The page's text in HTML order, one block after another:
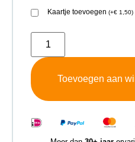
Kaartje toevoegen (+€ 1,50)
Toevoegen aan